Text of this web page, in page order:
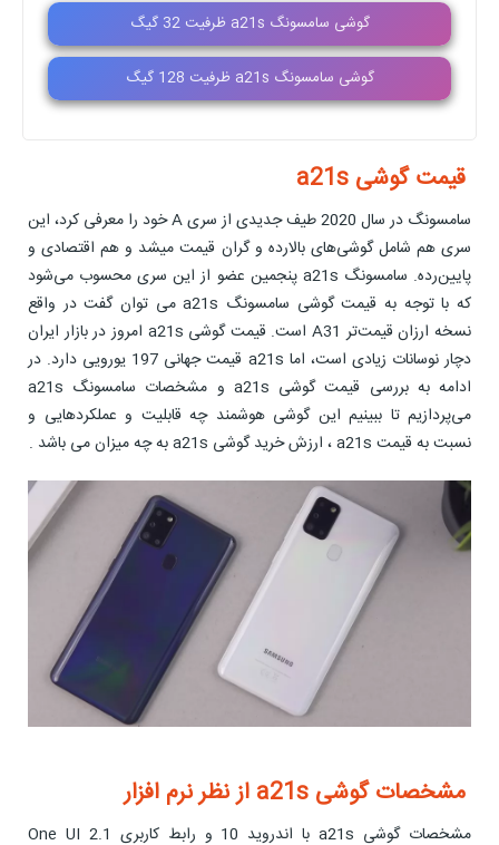
گوشی سامسونگ a21s ظرفیت 32 گیگ
گوشی سامسونگ a21s ظرفیت 128 گیگ
قیمت گوشی a21s
سامسونگ در سال 2020 طیف جدیدی از سری A خود را معرفی کرد، این
سری هم شامل گوشی‌های بالارده و گران قیمت میشد و هم اقتصادی و
پایین‌رده. سامسونگ a21s پنجمین عضو از این سری محسوب می‌شود
که با توجه به قیمت گوشی سامسونگ a21s می توان گفت در واقع
نسخه ارزان‌ قیمت‌تر A31 است. قیمت گوشی a21s امروز در بازار ایران
دچار نوسانات زیادی است، اما a21s قیمت جهانی 197 یورویی دارد. در
ادامه به بررسی قیمت گوشی a21s و مشخصات سامسونگ a21s
می‌پردازیم تا ببینیم این گوشی هوشمند چه قابلیت‌ و عملکردهایی و
نسبت به قیمت a21s ، ارزش خرید گوشی a21s به چه میزان می باشد .
مشخصات گوشی a21s از نظر نرم افزار
مشخصات گوشی a21s با اندروید 10 و رابط کاربری One UI 2.1